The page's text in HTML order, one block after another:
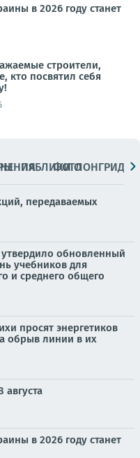
в 2026 году станет
строители,
кто посвятил себя
ПАБЛИКИ
ФОТОЛОНГРИДЫ
передаваемых
обновленный
учебников для
и среднего общего
просят энергетиков
обрыв линии в их
августа
в 2026 году станет